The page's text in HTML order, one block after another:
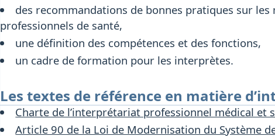
des recommandations de bonnes pratiques sur
professionnels de santé,
une définition des compétences et des fonctions,
un cadre de formation pour les interprètes.
Les textes de référence en matière
Charte de l’interprétariat professionnel médical et
Article 90 de la Loi de Modernisation du Système